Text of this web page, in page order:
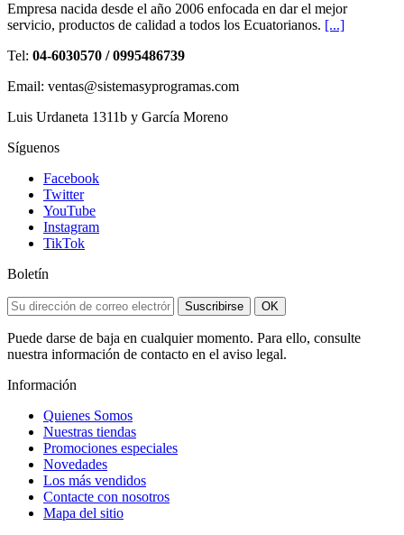
Empresa nacida desde el año 2006 enfocada en dar el mejor
servicio, productos de calidad a todos los Ecuatorianos. [...]
Tel: 04-6030570 / 0995486739
Email: ventas@sistemasyprogramas.com
Luis Urdaneta 1311b y García Moreno
Síguenos
Facebook
Twitter
YouTube
Instagram
TikTok
Boletín
Suscribirse OK
Puede darse de baja en cualquier momento. Para ello, consulte
nuestra información de contacto en el aviso legal.
Información
Quienes Somos
Nuestras tiendas
Promociones especiales
Novedades
Los más vendidos
Contacte con nosotros
Mapa del sitio